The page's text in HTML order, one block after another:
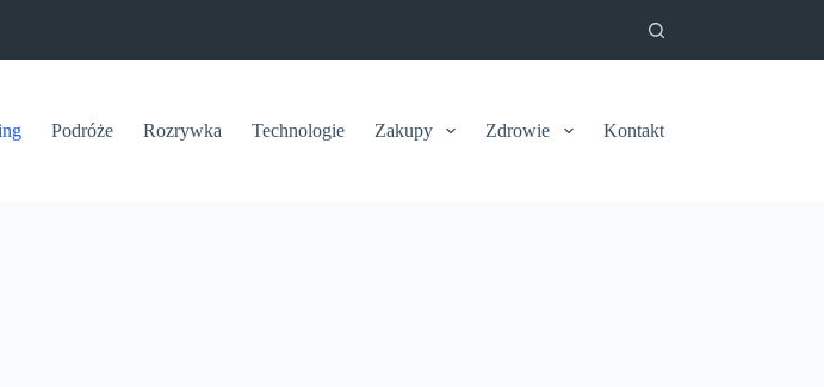
Podróże Rozrywka Technologie Zakupy Zdrowie Kontakt